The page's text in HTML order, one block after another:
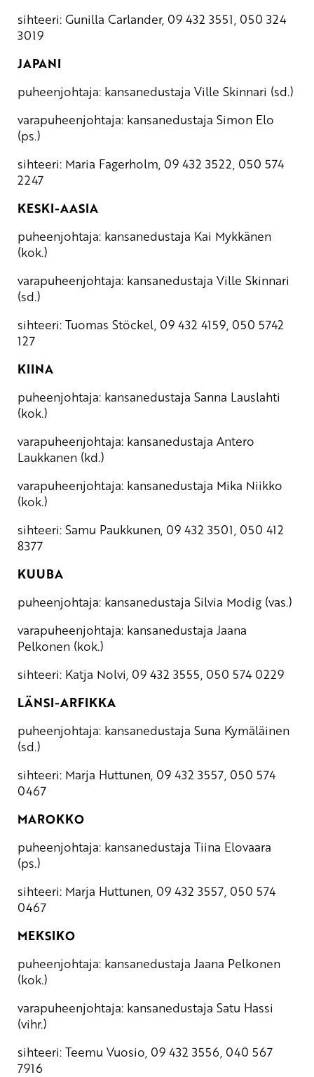
sihteeri: Gunilla Carlander, 09 432 3551, 050 324
3019
JAPANI
puheenjohtaja: kansanedustaja Ville Skinnari (sd.)
varapuheenjohtaja: kansanedustaja Simon Elo
(ps.)
sihteeri: Maria Fagerholm, 09 432 3522, 050 574
2247
KESKI-AASIA
puheenjohtaja: kansanedustaja Kai Mykkänen
(kok.)
varapuheenjohtaja: kansanedustaja Ville Skinnari
(sd.)
sihteeri: Tuomas Stöckel, 09 432 4159, 050 5742
127
KIINA
puheenjohtaja: kansanedustaja Sanna Lauslahti
(kok.)
varapuheenjohtaja: kansanedustaja Antero
Laukkanen (kd.)
varapuheenjohtaja: kansanedustaja Mika Niikko
(kok.)
sihteeri: Samu Paukkunen, 09 432 3501, 050 412
8377
KUUBA
puheenjohtaja: kansanedustaja Silvia Modig (vas.)
varapuheenjohtaja: kansanedustaja Jaana
Pelkonen (kok.)
sihteeri: Katja Nolvi, 09 432 3555, 050 574 0229
LÄNSI-ARFIKKA
puheenjohtaja: kansanedustaja Suna Kymäläinen
(sd.)
sihteeri: Marja Huttunen, 09 432 3557, 050 574
0467
MAROKKO
puheenjohtaja: kansanedustaja Tiina Elovaara
(ps.)
sihteeri: Marja Huttunen, 09 432 3557, 050 574
0467
MEKSIKO
puheenjohtaja: kansanedustaja Jaana Pelkonen
(kok.)
varapuheenjohtaja: kansanedustaja Satu Hassi
(vihr.)
sihteeri: Teemu Vuosio, 09 432 3556, 040 567
7916